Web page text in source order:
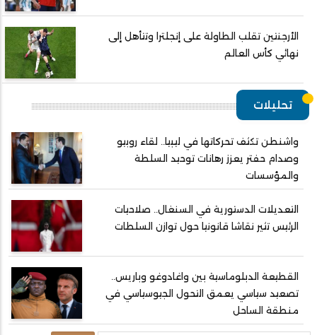
الأرجنتين تقلب الطاولة على إنجلترا وتتأهل إلى
نهائي كأس العالم
تحليلات
واشنطن تكثف تحركاتها في ليبيا.. لقاء روبيو
وصدام حفتر يعزز رهانات توحيد السلطة
والمؤسسات
التعديلات الدستورية في السنغال.. صلاحيات
الرئيس تثير نقاشا قانونيا حول توازن السلطات
القطيعة الدبلوماسية بين واغادوغو وباريس..
تصعيد سياسي يعمق التحول الجيوسياسي في
منطقة الساحل